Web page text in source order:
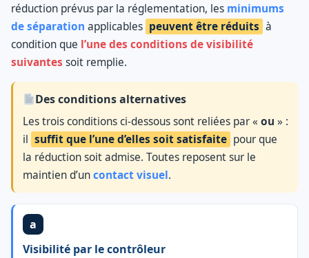
réduction prévus par la réglementation, les minimums
de séparation applicables peuvent être réduits à
condition que l’une des conditions de visibilité
suivantes soit remplie.
Des conditions alternatives
Les trois conditions ci-dessous sont reliées par « ou » :
il suffit que l’une d’elles soit satisfaite pour que
la réduction soit admise. Toutes reposent sur le
maintien d’uncontact visuel.
a
Visibilité par le contrôleur